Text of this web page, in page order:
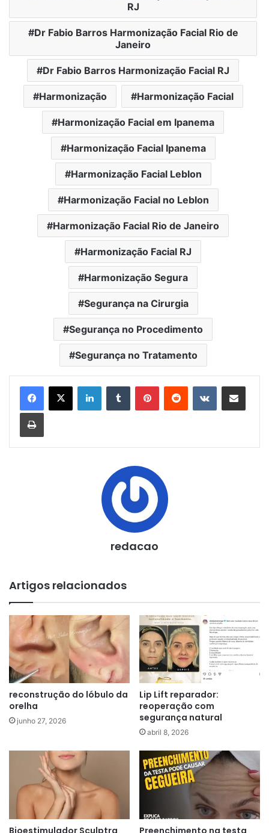
RJ
Dr Fabio Barros Harmonização Facial Rio de
Janeiro
Dr Fabio Barros Harmonização Facial RJ
Harmonização Harmonização Facial
Harmonização Facial em Ipanema
Harmonização Facial Ipanema
Harmonização Facial Leblon
Harmonização Facial no Leblon
Harmonização Facial Rio de Janeiro
Harmonização Facial RJ
Harmonização Segura
Segurança na Cirurgia
Segurança no Procedimento
Segurança no Tratamento
LinkedinTumblr PinterestReddit VK Compartilhar via e-mail
Imprimir
redacao
Artigos relacionados
reconstrução do lóbulo da
orelha
junho 27, 2026
Lip Lift reparador:
reoperação com
segurança natural
abril 8, 2026
Bioestimulador Sculptra Preenchimento na testa